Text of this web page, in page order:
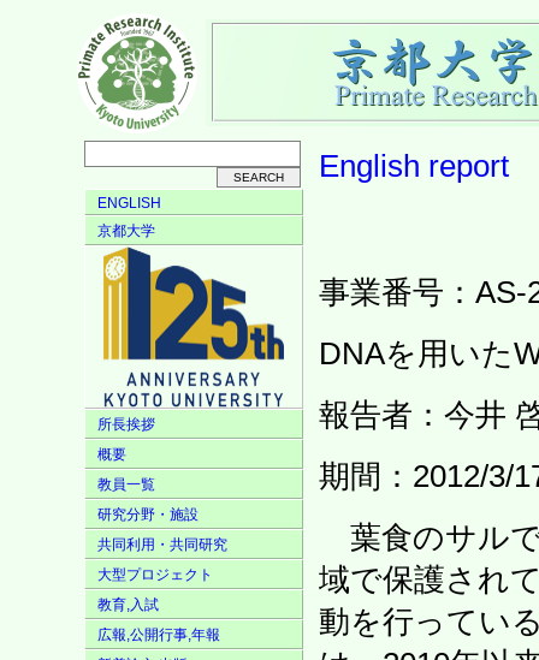
ENGLISH
京都大学
所長挨拶
概要
教員一覧
研究分野・施設
共同利用・共同研究
大型プロジェクト
教育,入試
広報,公開行事,年報
English report
事業番号：AS-
DNAを用いた
報告者：今井
期間：2012/3/
葉食のサルで
域で保護され
動を行ってい